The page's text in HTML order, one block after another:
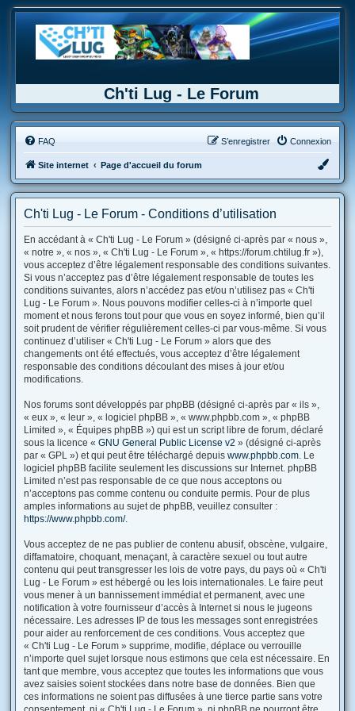
Ch'ti Lug - Le Forum
FAQ Connexion
S’enregistrer
Site internet Page d'accueil du forum
Ch'ti Lug - Le Forum - Conditions d’utilisation
En accédant à « Ch'ti Lug - Le Forum » (désigné ci-après par « nous »,
« notre », « nos », « Ch'ti Lug - Le Forum », « https://forum.chtilug.fr »),
vous acceptez d’être légalement responsable des conditions suivantes.
Si vous n’acceptez pas d’être légalement responsable de toutes les
conditions suivantes, alors n’accédez pas et/ou n’utilisez pas « Ch'ti
Lug - Le Forum ». Nous pouvons modifier celles-ci à n’importe quel
moment et nous ferons tout pour que vous en soyez informé, bien qu’il
soit prudent de vérifier régulièrement celles-ci par vous-même. Si vous
continuez d’utiliser « Ch'ti Lug - Le Forum » alors que des
changements ont été effectués, vous acceptez d’être légalement
responsable des conditions découlant des mises à jour et/ou
modifications.
Nos forums sont développés par phpBB (désigné ci-après par « ils »,
« eux », « leur », « logiciel phpBB », « www.phpbb.com », « phpBB
Limited », « Équipes phpBB ») qui est un script libre de forum, déclaré
sous la licence « GNU General Public License v2 » (désigné ci-après
par « GPL ») et qui peut être téléchargé depuis www.phpbb.com. Le
logiciel phpBB facilite seulement les discussions sur Internet. phpBB
Limited n’est pas responsable de ce que nous acceptons ou
n’acceptons pas comme contenu ou conduite permis. Pour de plus
amples informations au sujet de phpBB, veuillez consulter :
https://www.phpbb.com/.
Vous acceptez de ne pas publier de contenu abusif, obscène, vulgaire,
diffamatoire, choquant, menaçant, à caractère sexuel ou tout autre
contenu qui peut transgresser les lois de votre pays, du pays où « Ch'ti
Lug - Le Forum » est hébergé ou les lois internationales. Le faire peut
vous mener à un bannissement immédiat et permanent, avec une
notification à votre fournisseur d’accès à Internet si nous le jugeons
nécessaire. Les adresses IP de tous les messages sont enregistrées
pour aider au renforcement de ces conditions. Vous acceptez que
« Ch'ti Lug - Le Forum » supprime, modifie, déplace ou verrouille
n’importe quel sujet lorsque nous estimons que cela est nécessaire. En
tant que membre, vous acceptez que toutes les informations que vous
avez saisies soient stockées dans notre base de données. Bien que
ces informations ne soient pas diffusées à une tierce partie sans votre